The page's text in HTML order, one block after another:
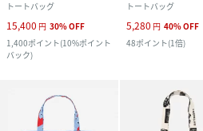
トートバッグ
15,400 円 30%OFF
1,400ポイント(10%ポイント
バック)
トートバッグ
5,280 円 40%OFF
48ポイント(1倍)